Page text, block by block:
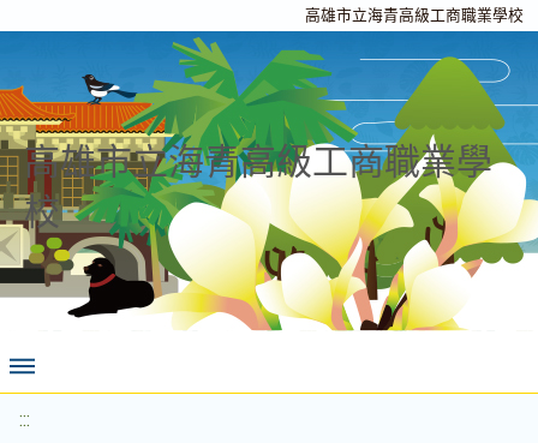
高雄市立海青高級工商職業學校
高雄市立海青高級工商職業學
校
:::